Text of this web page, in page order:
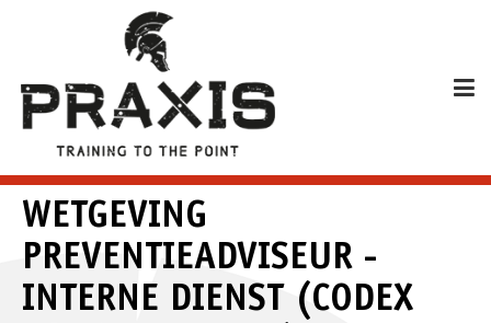
WETGEVING
PREVENTIEADVISEUR -
INTERNE DIENST (CODEX